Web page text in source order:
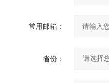
常用邮箱：
省份：